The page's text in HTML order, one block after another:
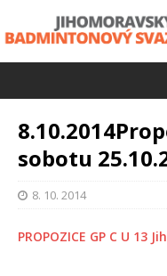
sobotu
8. 10. 2014
PROPOZICE GP C U 13